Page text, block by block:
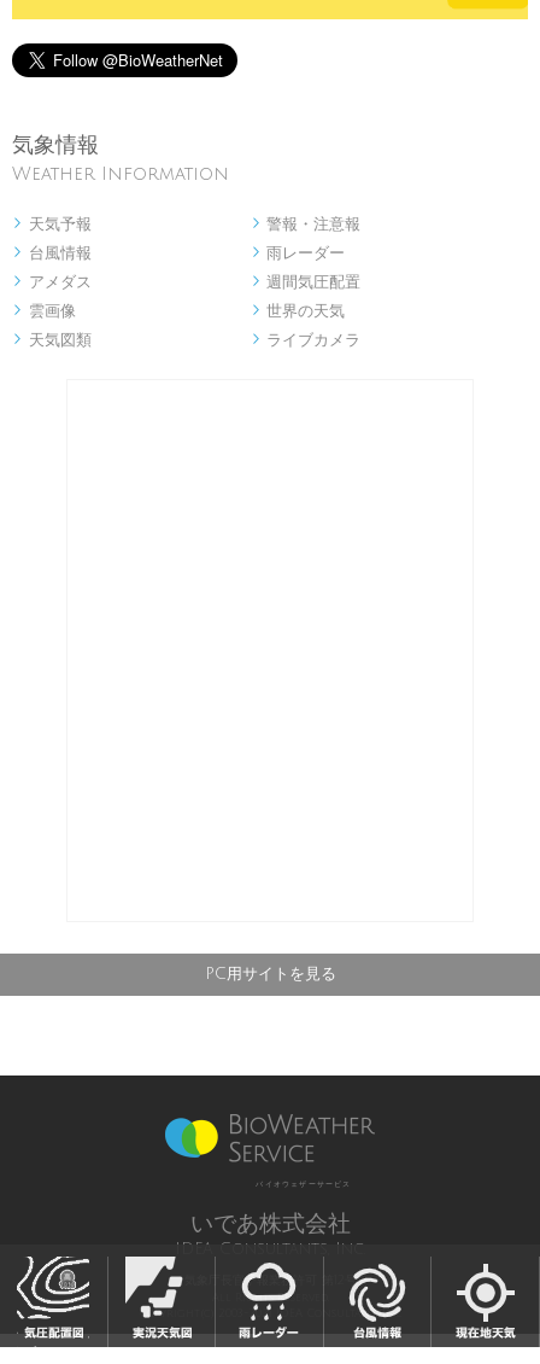
気象情報
Weather Information
 天気予報  警報・注意報
 台風情報  雨レーダー
 アメダス  週間気圧配置
 雲画像  世界の天気
 天気図類  ライブカメラ
PC用サイトを見る
バイオウェザーサービス
いであ株式会社
IDEA Consultants, Inc.
気象庁長官予報業務許可 第12号
All Rights Reserved,
Copyright(c) 2003-2021 IDEA Consultants,Inc